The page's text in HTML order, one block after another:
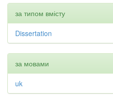
за типом вмісту
Dissertation
за мовами
uk